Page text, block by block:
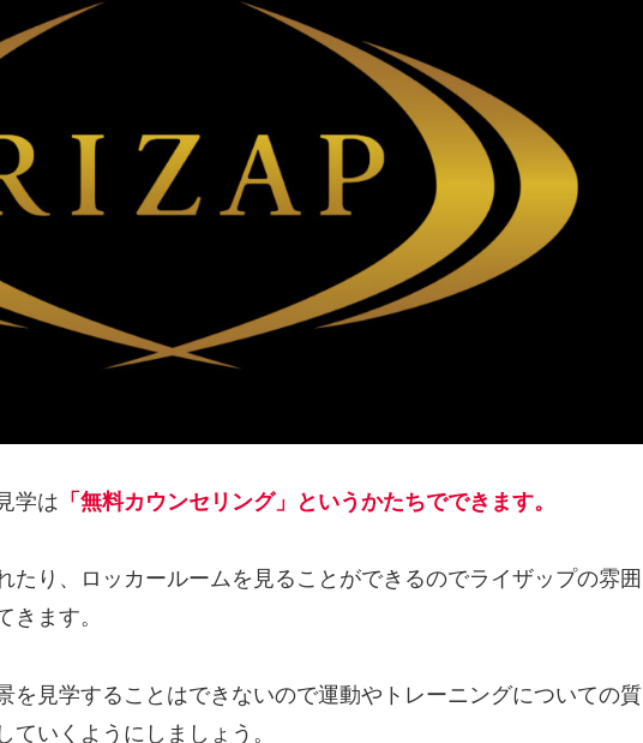
学は 「無料カウンセリング」というかたちでできます。
たり、ロッカールームを見ることができるのでライザップの雰囲
きます。
を見学することはできないので運動やトレーニングについての質
ていくようにしましょう。